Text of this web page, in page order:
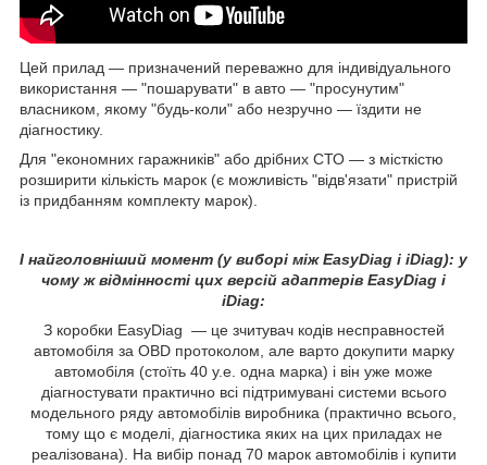
Цей прилад — призначений переважно для індивідуального
використання — "пошарувати" в авто — "просунутим"
власником, якому "будь-коли" або незручно — їздити не
діагностику.
Для "економних гаражників" або дрібних СТО — з місткістю
розширити кількість марок (є можливість "відв'язати" пристрій
із придбанням комплекту марок).
І найголовніший момент (у виборі між EasyDiag і iDiag): у
чому ж відмінності цих версій адаптерів EasyDiag і
iDiag:
З коробки EasyDiag — це зчитувач кодів несправностей
автомобіля за OBD протоколом, але варто докупити марку
автомобіля (стоїть 40 у.е. одна марка) і він уже може
діагностувати практично всі підтримувані системи всього
модельного ряду автомобілів виробника (практично всього,
тому що є моделі, діагностика яких на цих приладах не
реалізована). На вибір понад 70 марок автомобілів і купити